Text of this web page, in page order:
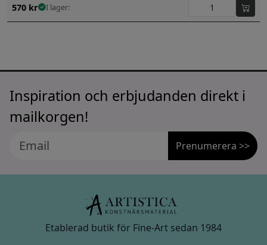
570 kr I lager:
Inspiration och erbjudanden direkt i
mailkorgen!
Prenumerera >>
Etablerad butik för Fine-Art sedan 1984